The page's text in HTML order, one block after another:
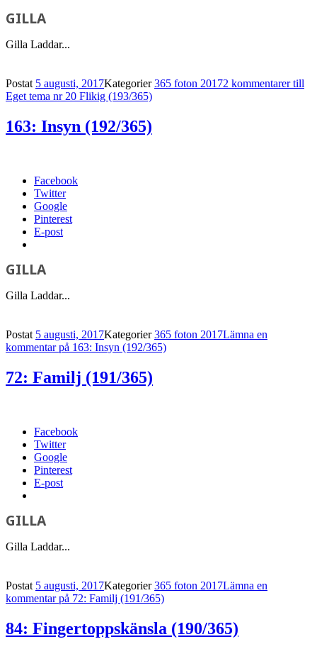
GILLA
Gilla Laddar...
Postat 5 augusti, 2017Kategorier365 foton 20172 kommentarertill
Eget tema nr 20 Flikig (193/365)
163: Insyn (192/365)
Facebook
Twitter
Google
Pinterest
E-post
GILLA
Gilla Laddar...
Postat 5 augusti, 2017Kategorier365 foton 2017Lämna en
kommentarpå 163: Insyn (192/365)
72: Familj (191/365)
Facebook
Twitter
Google
Pinterest
E-post
GILLA
Gilla Laddar...
Postat 5 augusti, 2017Kategorier365 foton 2017Lämna en
kommentarpå 72: Familj (191/365)
84: Fingertoppskänsla (190/365)